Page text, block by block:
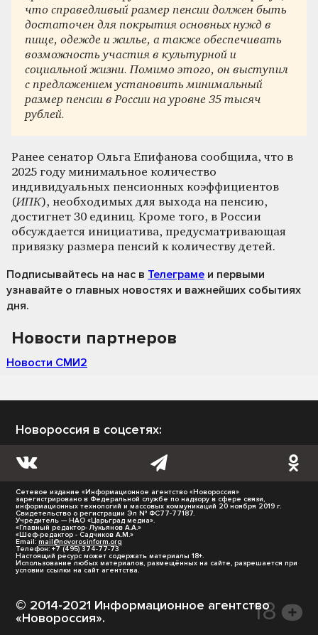
что справедливый размер пенсии должен быть
достаточен для покрытия основных нужд в
пище, одежде и жилье, а также обеспечивать
возможность участия в культурной и
социальной жизни. Помимо этого, он выступил
с предложением установить минимальный
размер пенсии в России на уровне 35 тысяч
рублей.
Ранее сенатор Ольга Епифанова сообщила, что в
2025 году минимальное количество
индивидуальных пенсионных коэффициентов
(ИПК), необходимых для выхода на пенсию,
достигнет 30 единиц. Кроме того, в России
обсуждается инициатива, предусматривающая
привязку размера пенсий к количеству детей.
Подписывайтесь на нас в Телеграме и первыми
узнавайте о главных новостях и важнейших событиях
дня.
Новости партнеров
Новости СМИ2
Новороссия в соцсетях:
Сетевое издание «Информационное агентство «Новороссия»
зарегистрировано в Федеральной службе по надзору в сфере связи,
информационных технологий и массовых коммуникаций 20 ноября 2019 г.
Свидетельство о регистрации Эл № ФС77-77187.
Учредитель — НАО «Царьград медиа».
«Главный редактор- Лукьянов А.А.»
«Шеф-редактор - Садчиков А.М.»
Email: mail@novorosinform.org
Телефон: +7 (495) 374-77-73
Настоящий ресурс может содержать материалы 18+.
Использование любых материалов, размещённых на сайте, разрешается при
условии ссылки на сайт агентства.
© 2014-2021 Информационное агентство
«Новороссия».